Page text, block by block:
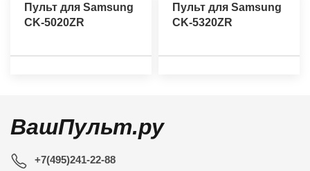
Пульт для Samsung
CK-5020ZR
Пульт для Samsung
CK-5320ZR
ВашПульт.ру
+7(495)241-22-88